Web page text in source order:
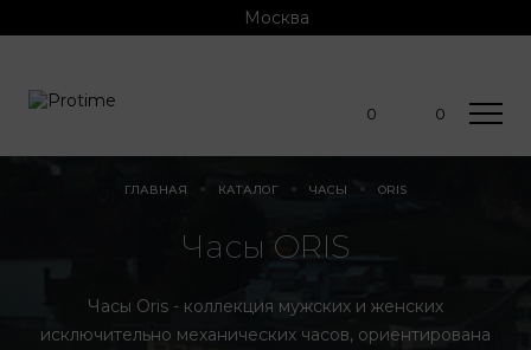
Москва
0 0
ГЛАВНАЯ КАТАЛОГ ЧАСЫ ORIS
Часы ORIS
Часы Oris - коллекция мужских и женских
исключительно механических часов, ориентирована